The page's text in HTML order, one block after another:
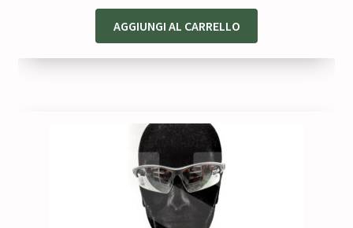
originale
era:
attuale
è:
AGGIUNGI AL CARRELLO